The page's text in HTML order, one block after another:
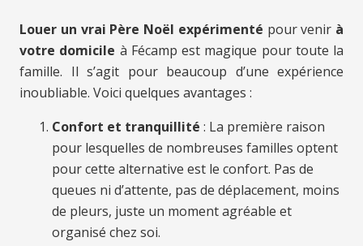
Louer un vrai Père Noël expérimenté pour venir à
votre domicile à Fécamp est magique pour toute la
famille. Il s’agit pour beaucoup d’une expérience
inoubliable. Voici quelques avantages :
Confort et tranquillité : La première raison
pour lesquelles de nombreuses familles optent
pour cette alternative est le confort. Pas de
queues ni d’attente, pas de déplacement, moins
de pleurs, juste un moment agréable et
organisé chez soi.